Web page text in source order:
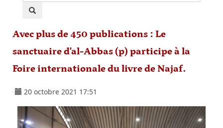
Avec plus de 450 publications : Le
sanctuaire d'al-Abbas (p) participe à la
Foire internationale du livre de Najaf.
20 octobre 2021 17:51